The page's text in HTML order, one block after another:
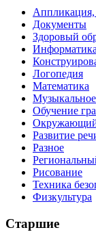
Аппликация,
Документы
Здоровый
Информатика
Логопедия
Математика
Обучение
Развитие
Разное
Рисование
Техника
Физкультура
Старшие